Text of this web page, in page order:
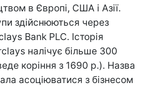
в Європі, США і Азії.
здійснюються через
Bank PLC. Історія
налічує більше 300
коріння з 1690 р.). Назва
асоціюватися з бізнесом